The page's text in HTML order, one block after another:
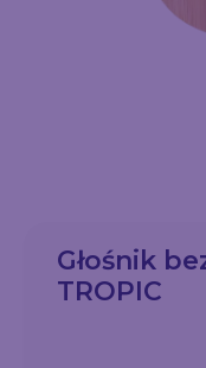
Głośnik
TROPIC